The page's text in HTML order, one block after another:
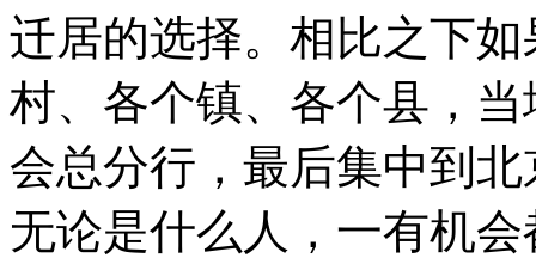
迁居的选择。相比之下
村、各个镇、各个县，
会总分行，最后集中到
无论是什么人，一有机